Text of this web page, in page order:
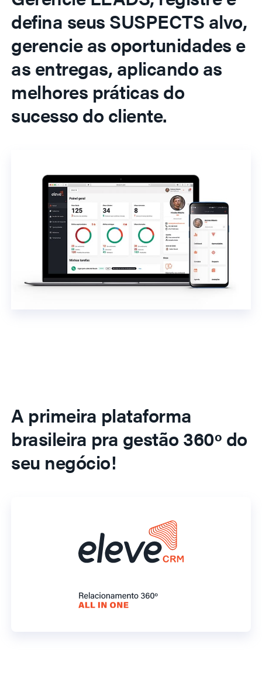
defina seus SUSPECTS alvo,
gerencie as oportunidades e
as entregas, aplicando as
melhores práticas do
sucesso do cliente.
A primeira plataforma
brasileira pra gestão 360º do
seu negócio!